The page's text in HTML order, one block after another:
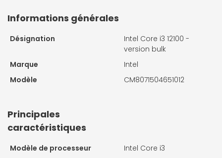
Informations générales
Désignation
Intel Core i3 12100 -
version bulk
Marque
Intel
Modèle
CM8071504651012
Principales
caractéristiques
Modèle de processeur
Intel Core i3